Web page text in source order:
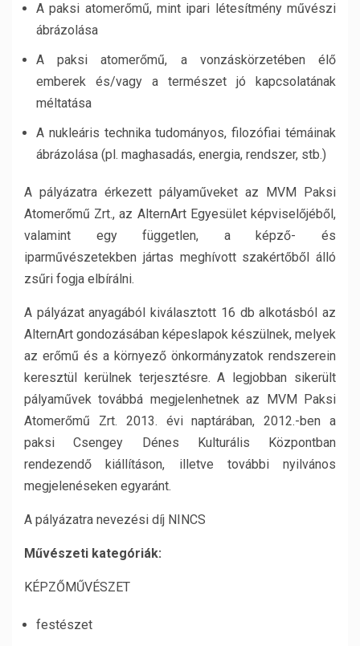
A paksi atomerőmű, mint ipari létesítmény művészi
ábrázolása
A paksi atomerőmű, a vonzáskörzetében élő
emberek és/vagy a természet jó kapcsolatának
méltatása
A nukleáris technika tudományos, filozófiai témáinak
ábrázolása (pl. maghasadás, energia, rendszer, stb.)
A pályázatra érkezett pályaműveket az MVM Paksi
Atomerőmű Zrt., az AlternArt Egyesület képviselőjéből,
valamint egy független, a képző- és
iparművészetekben jártas meghívott szakértőből álló
zsűri fogja elbírálni.
A pályázat anyagából kiválasztott 16 db alkotásból az
AlternArt gondozásában képeslapok készülnek, melyek
az erőmű és a környező önkormányzatok rendszerein
keresztül kerülnek terjesztésre. A legjobban sikerült
pályaművek továbbá megjelenhetnek az MVM Paksi
Atomerőmű Zrt. 2013. évi naptárában, 2012.-ben a
paksi Csengey Dénes Kulturális Központban
rendezendő kiállításon, illetve további nyilvános
megjelenéseken egyaránt.
A pályázatra nevezési díj NINCS
Művészeti kategóriák:
KÉPZŐMŰVÉSZET
festészet